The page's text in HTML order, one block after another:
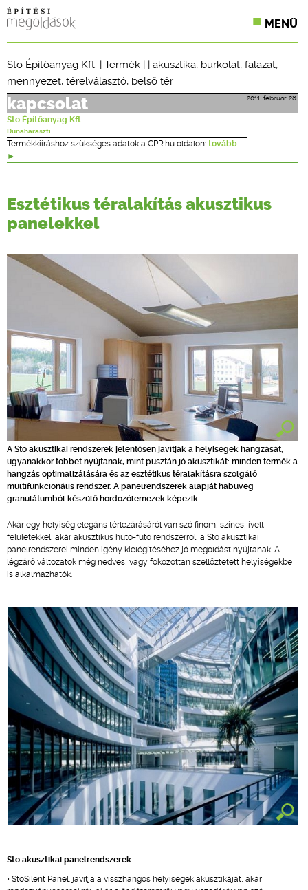
MENÜ
SZAKLAPOK
CPR TERMÉKKIÍRÁS
ÉPÍTÉSI JOG
TERVEZÉSI SEGÉDLETEK
Sto Építőanyag Kft. | Termék | | akusztika, burkolat, falazat,
mennyezet, térelválasztó, belső tér
2011. február 28.
kapcsolat
Sto Építőanyag Kft.
Dunaharaszti
Termékkiíráshoz szükséges adatok a CPR.hu oldalon: tovább
Esztétikus téralakítás akusztikus
panelekkel
A Sto akusztikai rendszerek jelentősen javítják a helyiségek hangzását,
ugyanakkor többet nyújtanak, mint pusztán jó akusztikát: minden termék a
hangzás optimalizálására és az esztétikus téralakításra szolgáló
multifunkcionális rendszer. A panelrendszerek alapját habüveg
granulátumból készülő hordozólemezek képezik.
Akár egy helyiség elegáns térlezárásáról van szó finom, színes, ívelt
felületekkel, akár akusztikus hűtő-fűtő rendszerről, a Sto akusztikai
panelrendszerei minden igény kielégítéséhez jó megoldást nyújtanak. A
légzáró változatok még nedves, vagy fokozottan szellőztetett helyiségekbe
is alkalmazhatók.
Sto akusztikai panelrendszerek
• StoSilent Panel: javítja a visszhangos helyiségek akusztikáját, akár